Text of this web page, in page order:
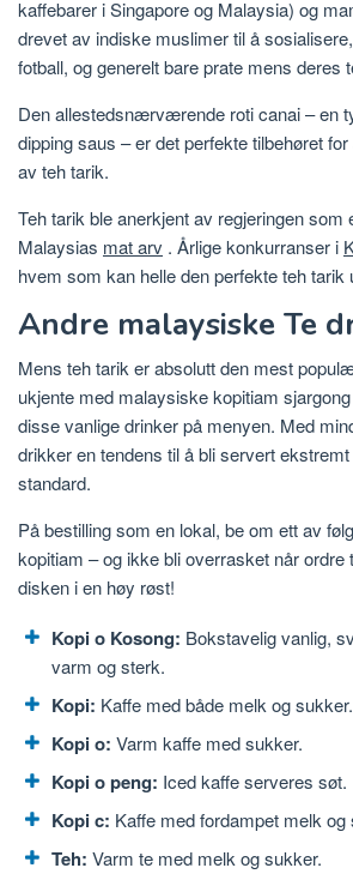
kaffebarer i Singapore og Malaysia) og
drevet av indiske muslimer til å
fotball, og generelt bare prate mens deres
Den allestedsnærværende roti canai – en
dipping saus – er det perfekte tilbehøret
av teh tarik.
Teh tarik ble anerkjent av regjeringen som
Malaysias mat arv . Årlige konkurranser i
hvem som kan helle den perfekte teh tarik
Andre malaysiske Te
Mens teh tarik er absolutt den mest
ukjente med malaysiske kopitiam
disse vanlige drinker på menyen. Med
drikker en tendens til å bli servert
standard.
På bestilling som en lokal, be om ett av
kopitiam – og ikke bli overrasket når ordre
disken i en høy røst!
Kopi o Kosong: Bokstavelig vanlig,
varm og sterk.
Kopi: Kaffe med både melk og sukker.
Kopi o: Varm kaffe med sukker.
Kopi o peng: Iced kaffe serveres søt.
Kopi c: Kaffe med fordampet melk og
Teh: Varm te med melk og sukker.